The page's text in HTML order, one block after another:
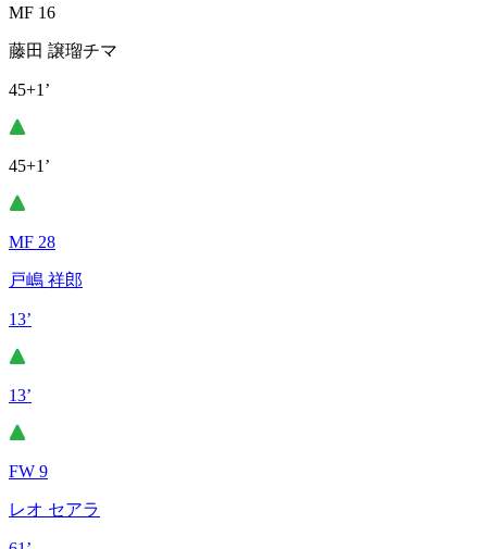
MF 16
藤田 譲瑠チマ
45+1’
45+1’
MF 28
戸嶋 祥郎
13’
13’
FW 9
レオ セアラ